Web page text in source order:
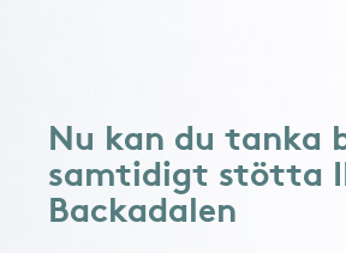
Nu kan du tanka
samtidigt stötta
Backadalen